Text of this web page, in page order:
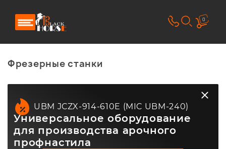
0
Фрезерные станки
UBM JCZX-914-610E (MIC UBM-240)
Универсальное оборудование
для производства арочного
профнастила